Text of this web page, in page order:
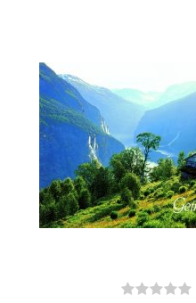
LEGG TIL I HANDLEKURV